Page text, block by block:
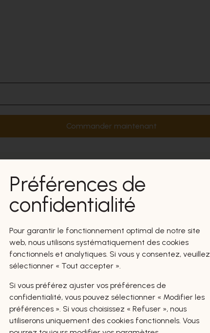
Commander maintenant
Préférences de
confidentialité
Pour garantir le fonctionnement optimal de notre site
web, nous utilisons systématiquement des cookies
fonctionnels et analytiques. Si vous y consentez, veuillez
sélectionner « Tout accepter ».
Si vous préférez ajuster vos préférences de
confidentialité, vous pouvez sélectionner « Modifier les
préférences ». Si vous choisissez « Refuser », nous
utiliserons uniquement des cookies fonctionnels. Vous